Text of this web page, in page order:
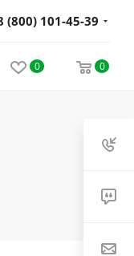
(800) 101-45-39
0 0